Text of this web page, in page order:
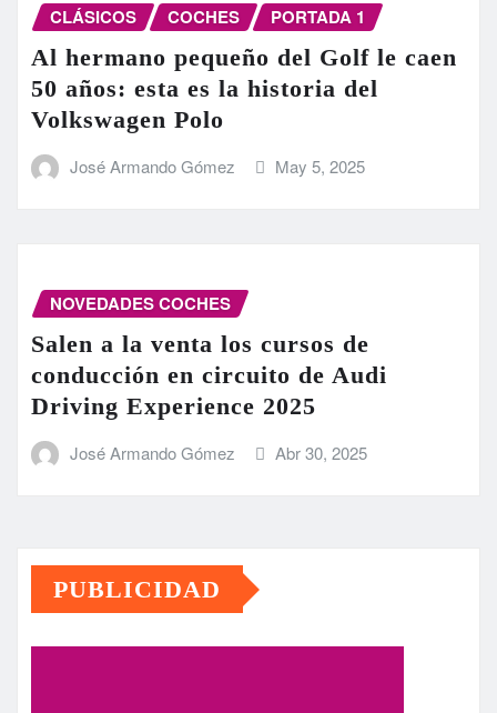
CLÁSICOS COCHES PORTADA 1
Al hermano pequeño del Golf le caen
50 años: esta es la historia del
Volkswagen Polo
José Armando Gómez May 5, 2025
NOVEDADES COCHES
Salen a la venta los cursos de
conducción en circuito de Audi
Driving Experience 2025
José Armando Gómez Abr 30, 2025
PUBLICIDAD